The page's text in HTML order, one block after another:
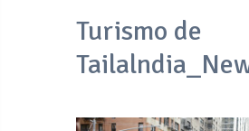
Turismo de